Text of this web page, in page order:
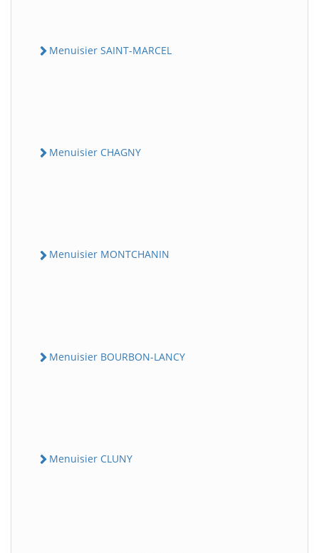
Menuisier SAINT-MARCEL
Menuisier CHAGNY
Menuisier MONTCHANIN
Menuisier BOURBON-LANCY
Menuisier CLUNY